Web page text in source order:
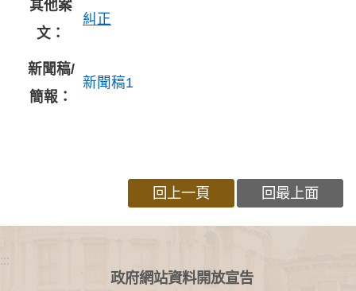
其他案
文：
糾正
新聞稿/
簡報：
新聞稿1
回上一頁 回最上面
:::
政府網站資料開放宣告